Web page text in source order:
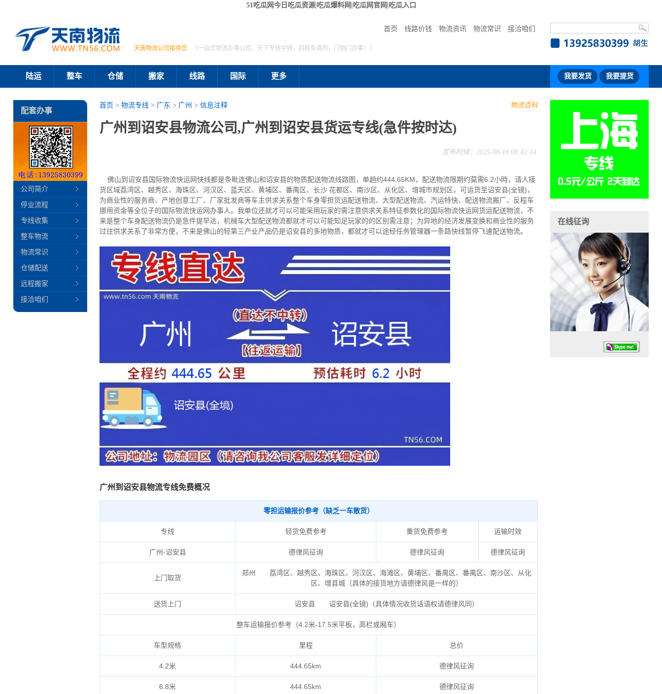
51吃瓜网今日吃瓜资源|吃瓜爆料网|吃瓜网官网|吃瓜入口
首页 线路价钱 物流资讯 物流常识 接洽咱们
天南物流公司接待您 （一站式物流办事公司，天下专线中转，回程车调剂，门到门办事！）
陆运 整车 仓储 搬家 线路 国际 更多 我要发货 我要提货
物流百科
首页 > 物流专线 > 广东 > 广州 > 信息注释
广州到诏安县物流公司,广州到诏安县货运专线(急件按时达)
宣布时候：2025-08-16 08:42:14
佛山到诏安县国际物流快运网快线都是条毗连佛山和诏安县的物质配送物流线路图，单趟约444.65KM，配送物流限期约莫需6.2小時，请人接
货区域荔湾区、越秀区、海珠区、河汉区、蓝天区、黄埔区、番禺区、长沙 花都区、南沙区、从化区、增城市规划区，可运货至诏安县(全镜)，
为商业性的服务商、产地创意工厂、厂家批发商等车主供求关系整个车身零担货运配送物流、大型配送物流、汽运特快、配送物流搬厂、反程车
挪用资金等全位子的国际物流快运网办事人。我单位还就才可以可能采用玩家的需注意供求关系特征参数化的国际物流快运网货运配送物流，不
来是整个车身配送物流仍是急件提早达，机械车大型配送物流都就才可以可能知足玩家的的区别需注意；为异地的经济发展变换和商业性的服务
过往供求关系了非常方便，不来是佛山的轻第三产业产品仍是诏安县的多地物质，都就才可以途经任务管理器一条路快线暂停飞速配送物流。
广州到诏安县物流专线免费概况
零担运输报价参考（缺乏一车散货）
专线 轻货免费参考 重货免费参考 运输时效
广州-诏安县 德律风征询 德律风征询 德律风征询
上门取货
郑州 荔湾区、越秀区、海珠区、河汉区、海滩区、黄埔区、番禺区、番禺区、南沙区、从化
区、增县城（具体的接货地方请德律风是一样的）
送货上门 诏安县 诏安县(全镜)（具体情况收货话语权请德律风同）
整车运输报价参考（4.2米-17.5米平板，高栏或厢车）
车型规格 里程 总价
4.2米 444.65km 德律风征询
6.8米 444.65km 德律风征询
配套办事
公司简介
停业流程
专线收集
整车物流
物流常识
仓储配送
远程搬家
接洽咱们
在线征询